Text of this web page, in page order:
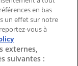
en bas
un effet sur notre
vous à
externes,
suivantes :